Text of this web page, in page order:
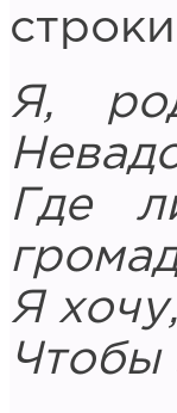
Я,
Где
Я
Чтобы